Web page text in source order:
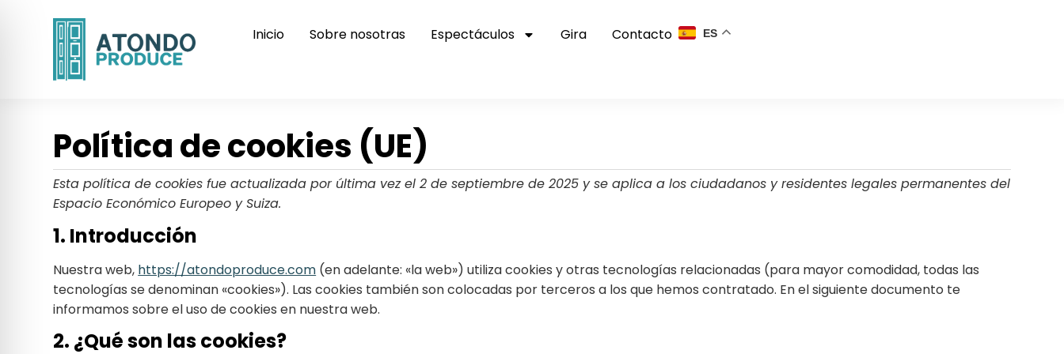
Inicio Sobre nosotras Espectáculos Gira Contacto ES
Política de cookies (UE)
Esta política de cookies fue actualizada por última vez el 2 de septiembre de 2025 y se aplica a los ciudadanos y residentes legales permanentes del
Espacio Económico Europeo y Suiza.
1. Introducción
Nuestra web, https://atondoproduce.com (en adelante: «la web») utiliza cookies y otras tecnologías relacionadas (para mayor comodidad, todas las
tecnologías se denominan «cookies»). Las cookies también son colocadas por terceros a los que hemos contratado. En el siguiente documento te
informamos sobre el uso de cookies en nuestra web.
2. ¿Qué son las cookies?